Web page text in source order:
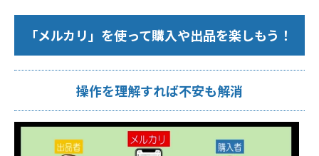
「メルカリ」を使って購入や出品を楽しもう！
操作を理解すれば不安も解消